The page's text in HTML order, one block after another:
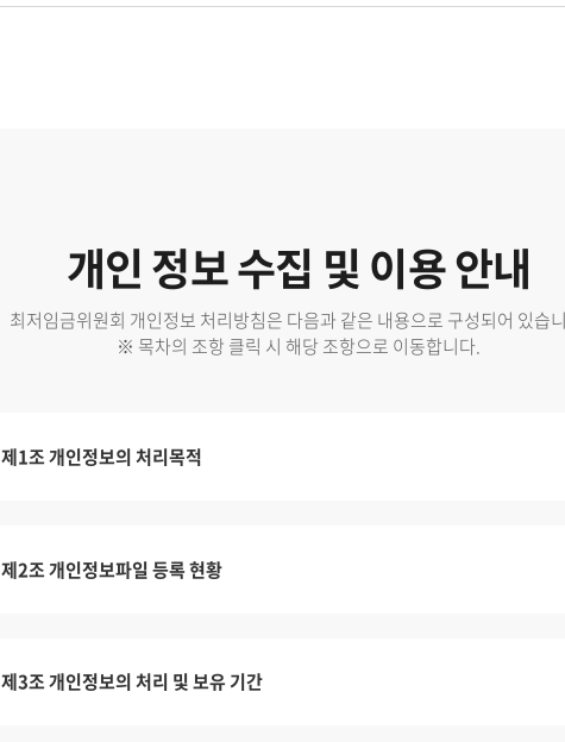
개인 정보 수집 및 이용 안내
최저임금위원회 개인정보 처리방침은 다음과 같은 내용으로 구성되어 있습
※ 목차의 조항 클릭 시 해당 조항으로 이동합니다.
제1조 개인정보의 처리목적
제2조 개인정보파일 등록 현황
제3조 개인정보의 처리 및 보유 기간